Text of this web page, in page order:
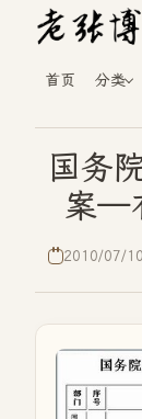
首页 分类
国务
案—
2010/07/10